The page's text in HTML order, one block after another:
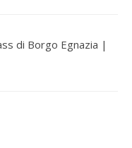
di Borgo Egnazia |